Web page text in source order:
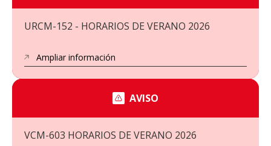
URCM-152 - HORARIOS DE VERANO 2026
Ampliar información
AVISO
VCM-603 HORARIOS DE VERANO 2026